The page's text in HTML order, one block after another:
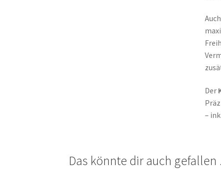
Der
–
Das könnte dir auch